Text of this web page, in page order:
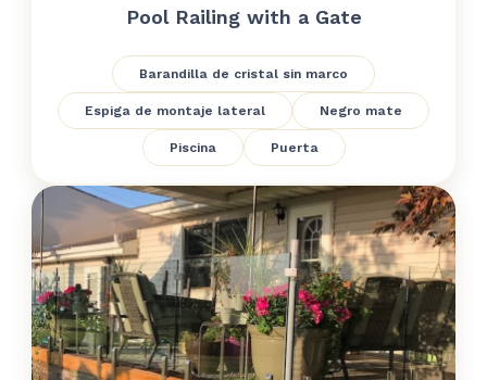
Pool Railing with a Gate
Barandilla de cristal sin marco
Espiga de montaje lateral Negro mate
Piscina Puerta